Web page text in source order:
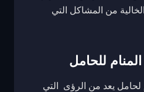
من المشاكل التي
للحامل
لحامل يعد من الرؤى التي